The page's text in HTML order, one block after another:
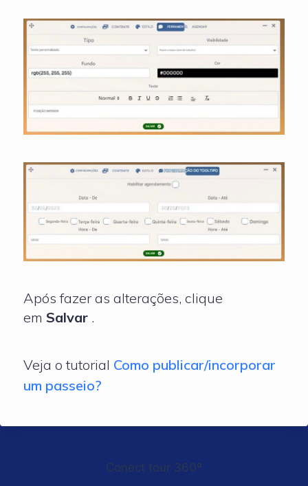
Após fazer as alterações, clique
em Salvar .
Veja o tutorial Como publicar/incorporar
um passeio?
Conect tour 360º